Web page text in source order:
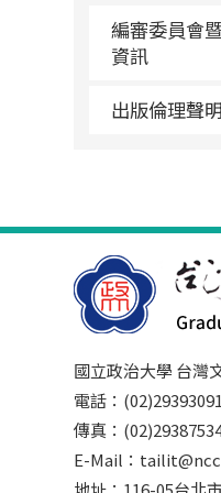
編審委員會
資訊
出版倫理聲明
國立政治大學 台灣
電話：
傳真：
E-Mail：